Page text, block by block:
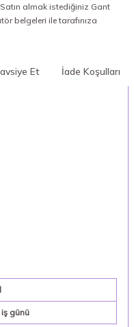
almak istediğiniz Gant
belgeleri ile tarafınıza
Et İade Koşulları
iş günü